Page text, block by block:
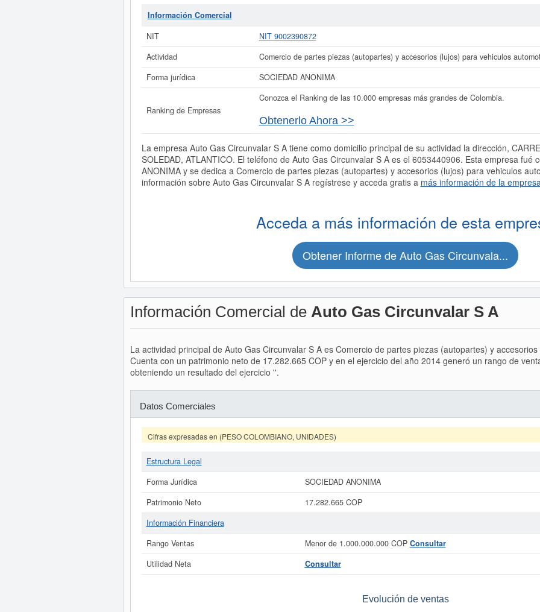
Información Comercial
NIT
NIT 9002390872
Actividad
Comercio de partes piezas (autopartes) y accesorios (lujos) para vehiculos
Forma jurídica
SOCIEDAD ANONIMA
Ranking de Empresas
Conozca el Ranking de las 10.000 empresas más grandes de Colombia.
Obtenerlo Ahora >>
La empresa Auto Gas Circunvalar S A tiene como domicilio principal de su actividad la dirección,
SOLEDAD, ATLANTICO. El teléfono de Auto Gas Circunvalar S A es el 6053440906. Esta empresa fué
ANONIMA y se dedica a Comercio de partes piezas (autopartes) y accesorios (lujos) para vehiculos
información sobre Auto Gas Circunvalar S A regístrese y acceda gratis a más información de la
Acceda a más información de esta
Obtener Informe de Auto Gas Circunvala...
Información Comercial de Auto Gas Circunvalar S A
La actividad principal de Auto Gas Circunvalar S A es Comercio de partes piezas (autopartes) y
Cuenta con un patrimonio neto de 17.282.665 COP y en el ejercicio del año 2014 generó un rango de
obteniendo un resultado del ejercicio ''.
Datos Comerciales
Cifras expresadas en (PESO COLOMBIANO, UNIDADES)
Estructura Legal
Forma Jurídica
SOCIEDAD ANONIMA
Patrimonio Neto
17.282.665 COP
Información Financiera
Rango Ventas
Menor de 1.000.000.000 COP Consultar
Utilidad Neta
Consultar
Evolución de ventas